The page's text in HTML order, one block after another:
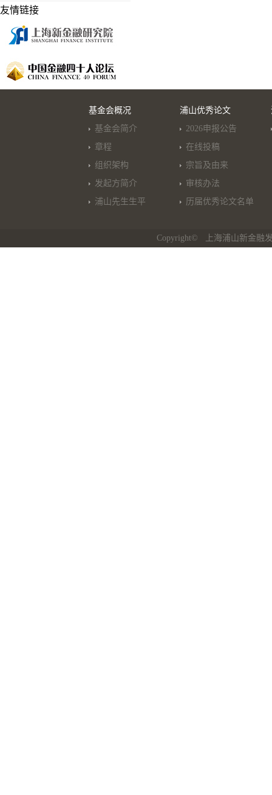
友情链接
基金会概况
基金会简介
章程
组织架构
发起方简介
浦山先生生平
浦山优秀论文
2026申报公告
在线投稿
宗旨及由来
审核办法
历届优秀论文名单
Copyright© 上海浦山新金融